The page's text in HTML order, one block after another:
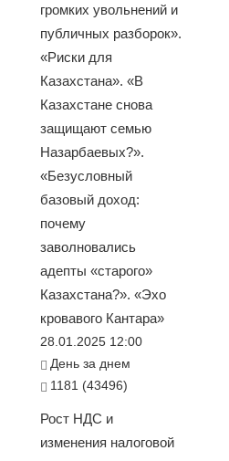
громких увольнений и
публичных разборок».
«Риски для
Казахстана». «В
Казахстане снова
защищают семью
Назарбаевых?».
«Безусловный
базовый доход:
почему
заволновались
адепты «старого»
Казахстана?». «Эхо
кровавого Кантара»
28.01.2025 12:00
День за днем
1181 (43496)
Рост НДС и
изменения налоговой